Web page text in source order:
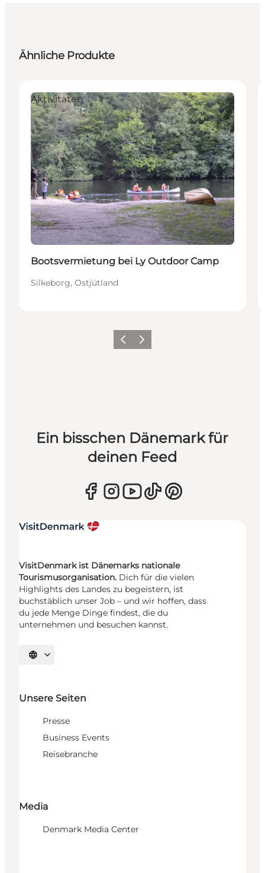
Ähnliche Produkte
Aktivitäten
Bootsvermietung bei Ly Outdoor Camp
Silkeborg, Ostjütland
ZurückWeiter
Ein bisschen Dänemark für
deinen Feed
VisitDenmark ist Dänemarks nationale
Tourismusorganisation. Dich für die vielen
Highlights des Landes zu begeistern, ist
buchstäblich unser Job – und wir hoffen, dass
du jede Menge Dinge findest, die du
unternehmen und besuchen kannst.
Sprache auswählen
Unsere Seiten
Presse
Business Events
Reisebranche
Media
Denmark Media Center